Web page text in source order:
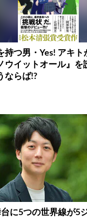
持つ男・Yes! アキト
ウイットオール』
ならば!?
に5つの世界線が5